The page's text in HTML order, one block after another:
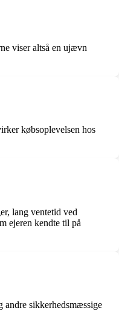
viser altså en ujævn
købsoplevelsen hos
lang ventetid ved
ejeren kendte til på
andre sikkerhedsmæssige